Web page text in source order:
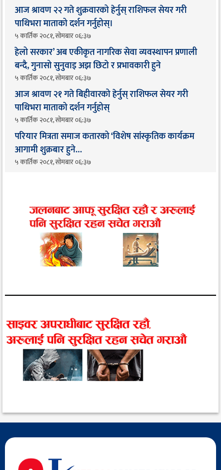
आज श्रावण २२ गते शुक्रवारको हेर्नुस् राशिफल सेयर गरी
पाथिभरा माताको दर्शन गर्नुहोस्।
५ कार्तिक २०८१, सोमबार ०६:३७
हेलो सरकार’ अब एकीकृत नागरिक सेवा व्यवस्थापन प्रणाली
बन्दै, गुनासो सुनुवाइ अझ छिटो र प्रभावकारी हुने
५ कार्तिक २०८१, सोमबार ०६:३७
आज श्रावण २१ गते बिहीवारको हेर्नुस् राशिफल सेयर गरी
पाथिभरा माताको दर्शन गर्नुहोस्
५ कार्तिक २०८१, सोमबार ०६:३७
परियार मित्रता समाज कतारको ‘विशेष सांस्कृतिक कार्यक्रम
आगामी शुक्रबार हुने…
५ कार्तिक २०८१, सोमबार ०६:३७